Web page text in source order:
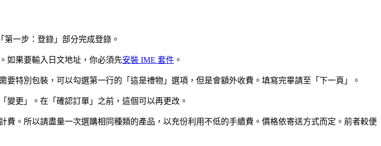
一步：登錄」部分完成登錄。
如果要輸入日文地址，你必須先安裝 IME 套件 。
要特別包裝，可以勾選第一行的「這是禮物」選項，但是會額外收費。填寫完畢請至「下一頁」。
變更」。在「確認訂單」之前，這個可以再更改。
。所以請盡量一次選購相同種類的產品，以充份利用不低的手續費。價格依寄送方式而定。前者較便